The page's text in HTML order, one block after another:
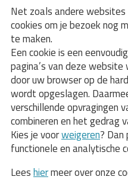
Net zoals andere websites
cookies om je bezoek nog
te maken.
Een cookie is een
pagina’s van deze
door uw browser op de
wordt opgeslagen.
verschillende opvragingen
combineren en het gedrag
Kies je voorweigeren?
functionele en analytische
Leeshiermeer over onze
kmf1589